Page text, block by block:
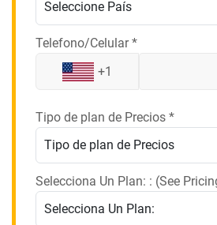
Telefono/Celular *
+1
Tipo de plan de Precios *
Selecciona Un Plan: : (See